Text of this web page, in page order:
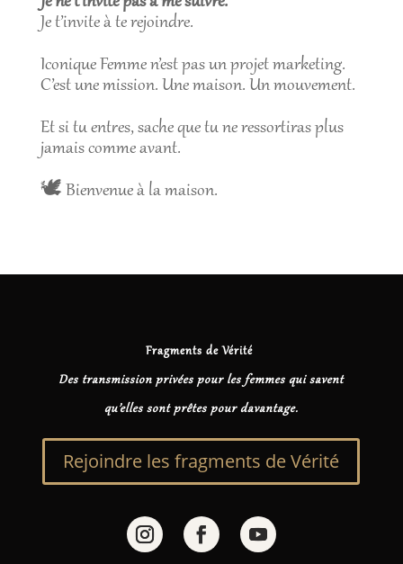
Je t’invite à te rejoindre.
Iconique Femme n’est pas un projet marketing.
C’est une mission. Une maison. Un mouvement.
Et si tu entres, sache que tu ne ressortiras plus
jamais comme avant.
🕊 Bienvenue à la maison.
Fragments de Vérité
Des transmission privées pour les femmes qui savent
qu’elles sont prêtes pour davantage.
Rejoindre les fragments de Vérité